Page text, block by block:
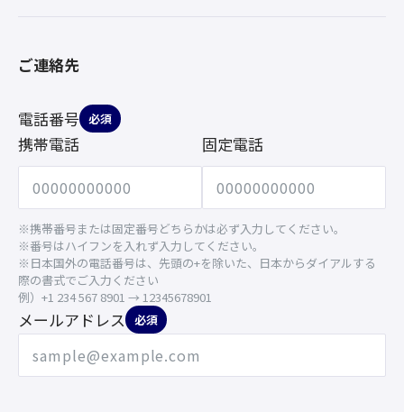
ご連絡先
電話番号 必須
携帯電話 固定電話
※携帯番号または固定番号どちらかは必ず入力してください。
※番号はハイフンを入れず入力してください。
※日本国外の電話番号は、先頭の+を除いた、日本からダイアルする
際の書式でご入力ください
例）+1 234 567 8901 → 12345678901
メールアドレス 必須